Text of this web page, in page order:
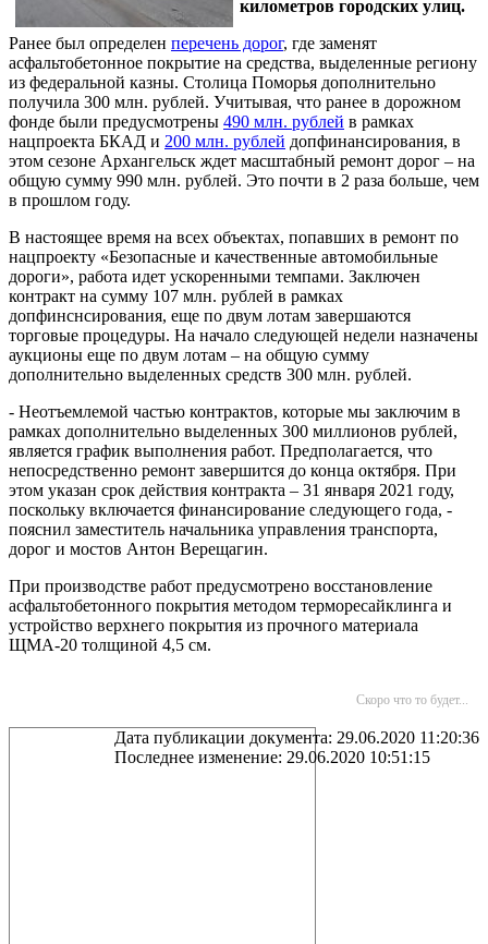
километров городских улиц.
Ранее был определен перечень дорог, где заменят
асфальтобетонное покрытие на средства, выделенные региону
из федеральной казны. Столица Поморья дополнительно
получила 300 млн. рублей. Учитывая, что ранее в дорожном
фонде были предусмотрены 490 млн. рублей в рамках
нацпроекта БКАД и 200 млн. рублей допфинансирования, в
этом сезоне Архангельск ждет масштабный ремонт дорог – на
общую сумму 990 млн. рублей. Это почти в 2 раза больше, чем
в прошлом году.
В настоящее время на всех объектах, попавших в ремонт по
нацпроекту «Безопасные и качественные автомобильные
дороги», работа идет ускоренными темпами. Заключен
контракт на сумму 107 млн. рублей в рамках
допфинснсирования, еще по двум лотам завершаются
торговые процедуры. На начало следующей недели назначены
аукционы еще по двум лотам – на общую сумму
дополнительно выделенных средств 300 млн. рублей.
- Неотъемлемой частью контрактов, которые мы заключим в
рамках дополнительно выделенных 300 миллионов рублей,
является график выполнения работ. Предполагается, что
непосредственно ремонт завершится до конца октября. При
этом указан срок действия контракта – 31 января 2021 году,
поскольку включается финансирование следующего года, -
пояснил заместитель начальника управления транспорта,
дорог и мостов Антон Верещагин.
При производстве работ предусмотрено восстановление
асфальтобетонного покрытия методом терморесайклинга и
устройство верхнего покрытия из прочного материала
ЩМА-20 толщиной 4,5 см.
Скоро что то будет...
Дата публикации документа: 29.06.2020 11:20:36
Последнее изменение: 29.06.2020 10:51:15